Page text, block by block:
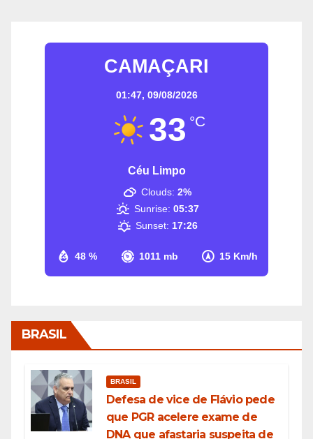
CAMAÇARI
01:47, 09/08/2026
33 °C
Céu Limpo
48 % 1011 mb 15 Km/h
Clouds: 2%
Sunrise: 05:37
Sunset: 17:26
BRASIL
BRASIL
Defesa de vice de Flávio pede
que PGR acelere exame de
DNA que afastaria suspeita de